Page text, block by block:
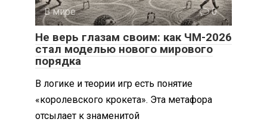
В мире 0
Не верь глазам своим: как ЧМ-2026
стал моделью нового мирового
порядка
В логике и теории игр есть понятие
«королевского крокета». Эта метафора
отсылает к знаменитой